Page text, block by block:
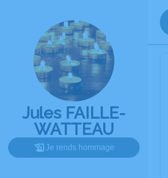
Jules FAILLE-
WATTEAU
Je rends hommage